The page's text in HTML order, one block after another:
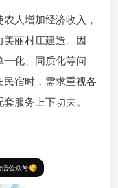
人增加经济收入，
丽村庄建造。因
化、同质化等问
宿时，需求重视各
服务上下功夫。
信公众号😘